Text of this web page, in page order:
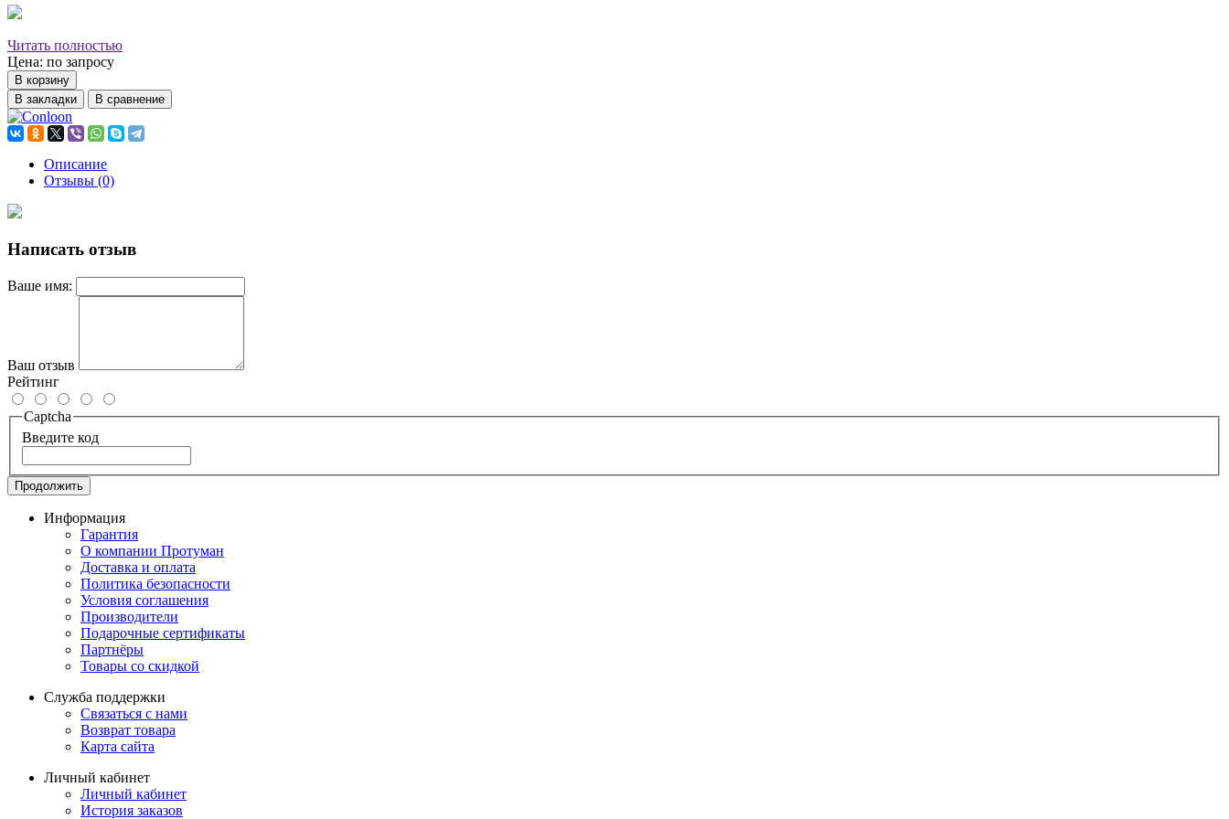
Читать полностью
Цена: по запросу
В корзину
В закладки
В сравнение
Описание
Отзывы (0)
Написать отзыв
Ваше имя:
Ваш отзыв
Рейтинг
Captcha
Введите код
Продолжить
Информация
Гарантия
О компании Протуман
Доставка и оплата
Политика безопасности
Условия соглашения
Производители
Подарочные сертификаты
Партнёры
Товары со скидкой
Служба поддержки
Связаться с нами
Возврат товара
Карта сайта
Личный кабинет
Личный кабинет
История заказов